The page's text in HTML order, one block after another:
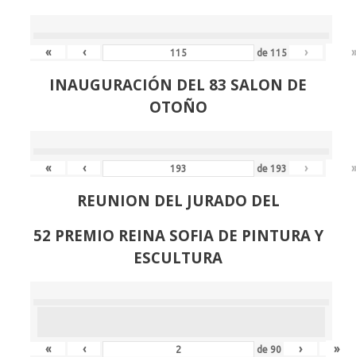
« ‹ de115 ›
INAUGURACIÓN DEL 83 SALON DE
OTOÑO
« ‹ de193 ›
REUNION DEL JURADO DEL
52 PREMIO REINA SOFIA DE PINTURA Y
ESCULTURA
« ‹ de 90 › »